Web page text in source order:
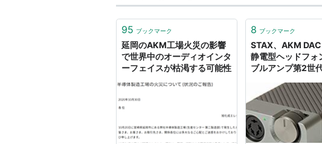
95 ブックマーク
延岡のAKM工場火災の影響
で世界中のオーディオインタ
ーフェイスが枯渇する可能性
8 ブックマーク
STAX、AKM
静電型ヘッドフォ
ブルアンプ第2世